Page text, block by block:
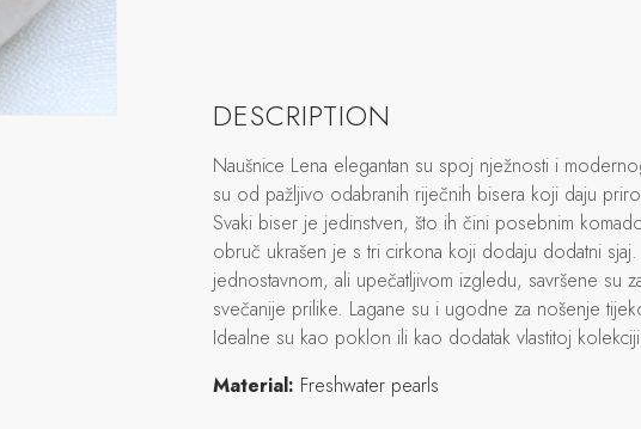
DESCRIPTION
Naušnice Lena elegantan su spoj nježnosti i
su od pažljivo odabranih riječnih bisera koji daju
Svaki biser je jedinstven, što ih čini posebnim
obruč ukrašen je s tri cirkona koji dodaju dodatni sjaj.
jednostavnom, ali upečatljivom izgledu, savršene su
svečanije prilike. Lagane su i ugodne za nošenje
Idealne su kao poklon ili kao dodatak vlastitoj kolekciji
Material: Freshwater pearls